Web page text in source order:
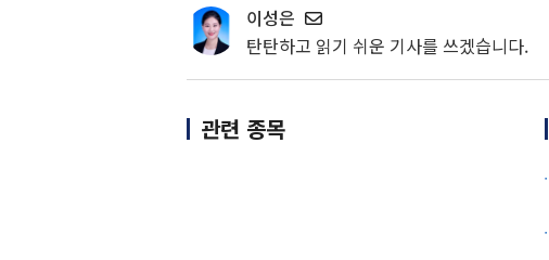
이성은
탄탄하고 읽기 쉬운 기사를 쓰겠습니다.
관련 종목